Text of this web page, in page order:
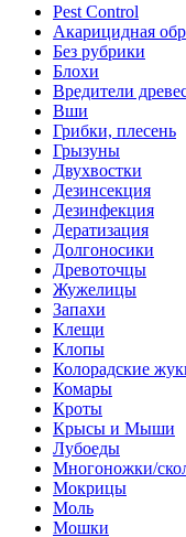
Pest Control
Акарицидная
Без рубрики
Блохи
Вредители
Вши
Грибки, плесень
Грызуны
Двухвостки
Дезинсекция
Дезинфекция
Дератизация
Долгоносики
Древоточцы
Жужелицы
Запахи
Клещи
Клопы
Колорадские
Комары
Кроты
Крысы и Мыши
Лубоеды
Многоножки/
Мокрицы
Моль
Мошки